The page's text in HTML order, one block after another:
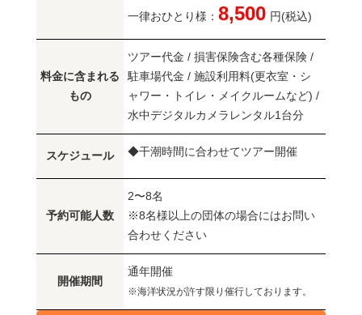
一律おひとり様： 8,500 円(税込)
料金に含まれる
もの
ツアー代金 / 損害保険含む各種保険 /
駐車場代金 / 施設利用料(更衣室・シ
ャワー・トイレ・メイクルームなど) /
水中デジタルカメラレンタル1台分
スケジュール ◆干潮時間に合わせてツアー開催
予約可能人数
2〜8名
※8名様以上の団体の場合にはお問い
合わせください
開催期間
通年開催
※海洋状況が許す限り催行しております。